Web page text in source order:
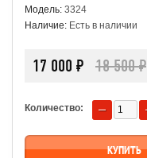
Модель: 3324
Наличие: Есть в наличии
17 000 ₽ 18 500 ₽
Количество: